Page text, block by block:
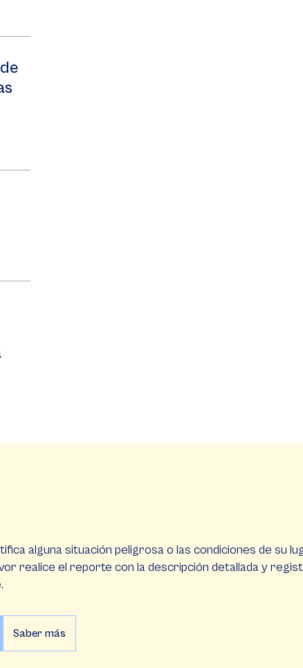
alguna situación peligrosa o las condiciones de su
realice el reporte con la descripción detallada y
Saber más